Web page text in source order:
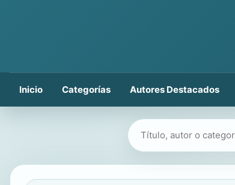
Inicio Categorías Autores Destacados
Buscar libros